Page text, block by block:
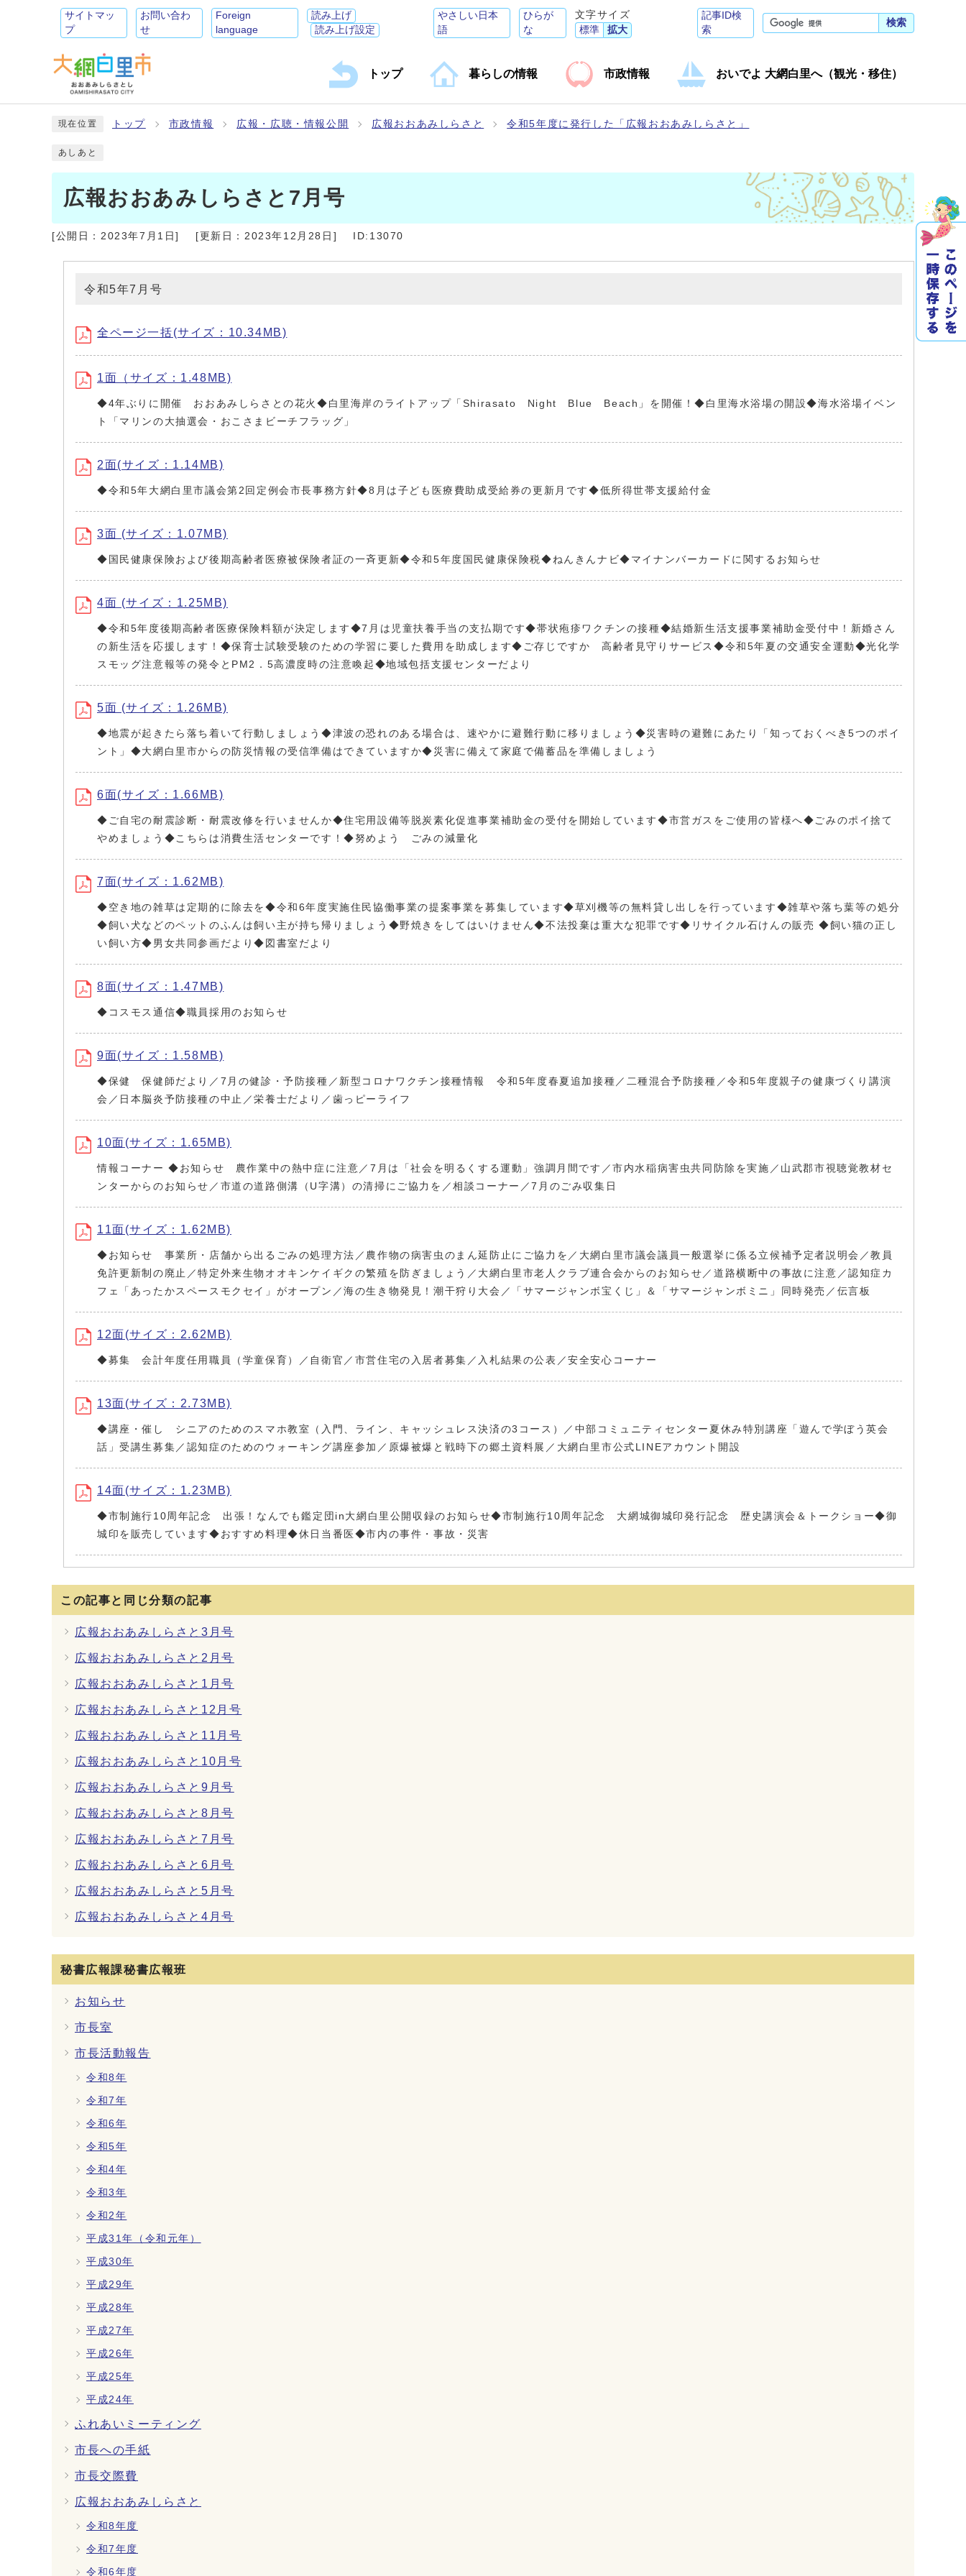
サイトマッ
プ
お問い合わ
せ
Foreign
language
読み上げ
読み上げ設定
やさしい日本
語
ひらが
な
文字サイズ
標準
拡大
記事ID検
索
検索
トップ 暮らしの情報 市政情報 おいでよ 大網白里へ（観光・移住）
現在位置 トップ 市政情報 広報・広聴・情報公開 広報おおあみしらさと 令和5年度に発行した「広報おおあみしらさと」
あしあと
広報おおあみしらさと7月号
[公開日： 2023年7月1日] [更新日：2023年12月28日 ] ID:13070
令和5年7月号
全ページ一括(サイズ：10.34MB)
1面（サイズ：1.48MB)
◆4年ぶりに開催 おおあみしらさとの花火◆白里海岸のライトアップ「Shirasato Night Blue Beach」を開催！◆白里海水浴場の開設◆海水浴場イベン
ト「マリンの大抽選会・おこさまビーチフラッグ」
2面(サイズ：1.14MB)
◆令和5年大網白里市議会第2回定例会市長事務方針◆8月は子ども医療費助成受給券の更新月です◆低所得世帯支援給付金
3面 (サイズ：1.07MB)
◆国民健康保険および後期高齢者医療被保険者証の一斉更新◆令和5年度国民健康保険税◆ねんきんナビ◆マイナンバーカードに関するお知らせ
4面 (サイズ：1.25MB)
◆令和5年度後期高齢者医療保険料額が決定します◆7月は児童扶養手当の支払期です◆帯状疱疹ワクチンの接種◆結婚新生活支援事業補助金受付中！新婚さん
の新生活を応援します！◆保育士試験受験のための学習に要した費用を助成します◆ご存じですか 高齢者見守りサービス◆令和5年夏の交通安全運動◆光化学
スモッグ注意報等の発令とPM2．5高濃度時の注意喚起◆地域包括支援センターだより
5面 (サイズ：1.26MB)
◆地震が起きたら落ち着いて行動しましょう◆津波の恐れのある場合は、速やかに避難行動に移りましょう◆災害時の避難にあたり「知っておくべき5つのポイ
ント」◆大網白里市からの防災情報の受信準備はできていますか◆災害に備えて家庭で備蓄品を準備しましょう
6面(サイズ：1.66MB)
◆ご自宅の耐震診断・耐震改修を行いませんか◆住宅用設備等脱炭素化促進事業補助金の受付を開始しています◆市営ガスをご使用の皆様へ◆ごみのポイ捨て
やめましょう◆こちらは消費生活センターです！◆努めよう ごみの減量化
7面(サイズ：1.62MB)
◆空き地の雑草は定期的に除去を◆令和6年度実施住民協働事業の提案事業を募集しています◆草刈機等の無料貸し出しを行っています◆雑草や落ち葉等の処分
◆飼い犬などのペットのふんは飼い主が持ち帰りましょう◆野焼きをしてはいけません◆不法投棄は重大な犯罪です◆リサイクル石けんの販売 ◆飼い猫の正し
い飼い方◆男女共同参画だより◆図書室だより
8面(サイズ：1.47MB)
◆コスモス通信◆職員採用のお知らせ
9面(サイズ：1.58MB)
◆保健 保健師だより／7月の健診・予防接種／新型コロナワクチン接種情報 令和5年度春夏追加接種／二種混合予防接種／令和5年度親子の健康づくり講演
会／日本脳炎予防接種の中止／栄養士だより／歯っピーライフ
10面(サイズ：1.65MB)
情報コーナー ◆お知らせ 農作業中の熱中症に注意／7月は「社会を明るくする運動」強調月間です／市内水稲病害虫共同防除を実施／山武郡市視聴覚教材セ
ンターからのお知らせ／市道の道路側溝（U字溝）の清掃にご協力を／相談コーナー／7月のごみ収集日
11面(サイズ：1.62MB)
◆お知らせ 事業所・店舗から出るごみの処理方法／農作物の病害虫のまん延防止にご協力を／大網白里市議会議員一般選挙に係る立候補予定者説明会／教員
免許更新制の廃止／特定外来生物オオキンケイギクの繁殖を防ぎましょう／大網白里市老人クラブ連合会からのお知らせ／道路横断中の事故に注意／認知症カ
フェ「あったかスペースモクセイ」がオープン／海の生き物発見！潮干狩り大会／「サマージャンボ宝くじ」＆「サマージャンボミニ」同時発売／伝言板
12面(サイズ：2.62MB)
◆募集 会計年度任用職員（学童保育）／自衛官／市営住宅の入居者募集／入札結果の公表／安全安心コーナー
13面(サイズ：2.73MB)
◆講座・催し シニアのためのスマホ教室（入門、ライン、キャッシュレス決済の3コース）／中部コミュニティセンター夏休み特別講座「遊んで学ぼう英会
話」受講生募集／認知症のためのウォーキング講座参加／原爆被爆と戦時下の郷土資料展／大網白里市公式LINEアカウント開設
14面(サイズ：1.23MB)
◆市制施行10周年記念 出張！なんでも鑑定団in大網白里公開収録のお知らせ◆市制施行10周年記念 大網城御城印発行記念 歴史講演会＆トークショー◆御
城印を販売しています◆おすすめ料理◆休日当番医◆市内の事件・事故・災害
この記事と同じ分類の記事
広報おおあみしらさと3月号
広報おおあみしらさと2月号
広報おおあみしらさと1月号
広報おおあみしらさと12月号
広報おおあみしらさと11月号
広報おおあみしらさと10月号
広報おおあみしらさと9月号
広報おおあみしらさと8月号
広報おおあみしらさと7月号
広報おおあみしらさと6月号
広報おおあみしらさと5月号
広報おおあみしらさと4月号
秘書広報課秘書広報班
お知らせ
市長室
市長活動報告
令和8年
令和7年
令和6年
令和5年
令和4年
令和3年
令和2年
平成31年（令和元年）
平成30年
平成29年
平成28年
平成27年
平成26年
平成25年
平成24年
ふれあいミーティング
市長への手紙
市長交際費
広報おおあみしらさと
令和8年度
令和7年度
令和6年度